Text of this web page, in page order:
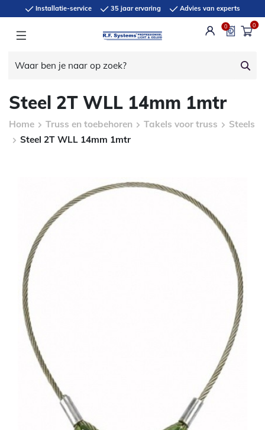
Installatie-service 35 jaar ervaring Advies van experts
0 0
Steel 2T WLL 14mm 1mtr
Home Truss en toebehoren Takels voor truss
Steels
Steel 2T WLL 14mm 1mtr